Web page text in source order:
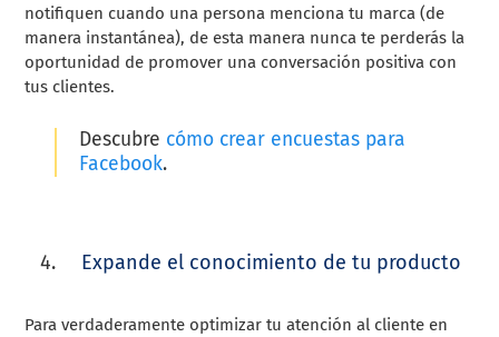
notifiquen cuando una persona menciona tu marca (de
manera instantánea), de esta manera nunca te perderás la
oportunidad de promover una conversación positiva con
tus clientes.
Descubre cómo crear encuestas para
Facebook.
Expande el conocimiento de tu producto
Para verdaderamente optimizar tu atención al cliente en